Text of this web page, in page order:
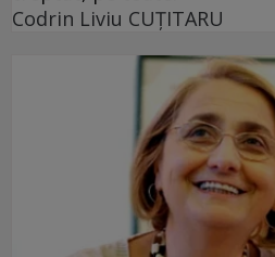
Codrin Liviu CUŢITARU